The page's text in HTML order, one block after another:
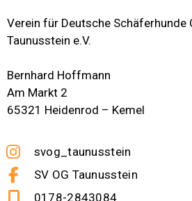
Verein für Deutsche Schäferhunde
Taunusstein e.V.
Bernhard Hoffmann
Am Markt 2
65321 Heidenrod – Kemel
svog_taunusstein
SV OG Taunusstein
0178-2843084